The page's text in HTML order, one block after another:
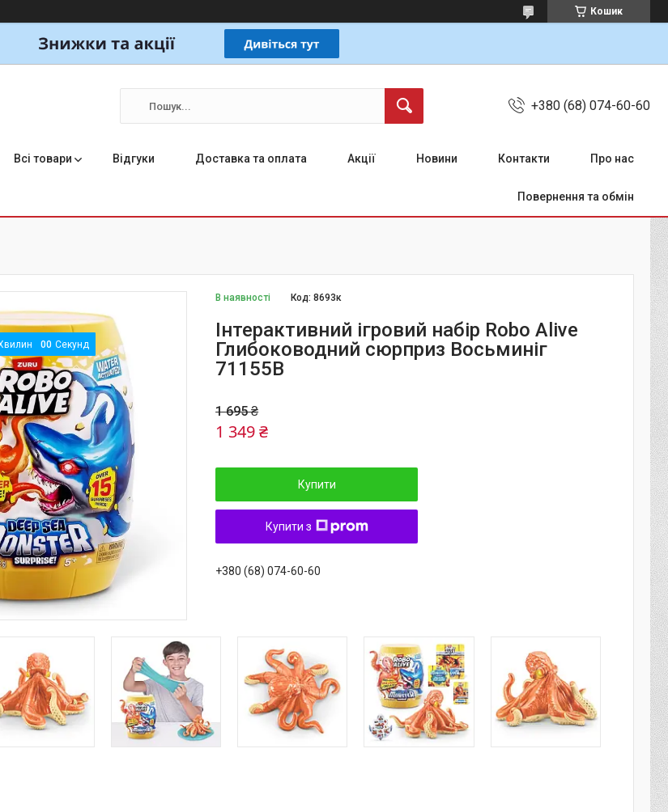
Кошик
+380 (68) 074-60-60
Всі товари Відгуки Доставка та оплата Акції Новини Контакти Про нас
Повернення та обмін
00 Секунд
В наявності Код:8693к
Інтерактивний ігровий набір Robo Alive
Глибоководний сюрприз Восьминіг
71155B
1 695 ₴
1 349 ₴
Купити
Купити з
+380 (68) 074-60-60